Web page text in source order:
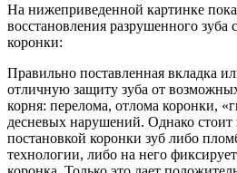
На нижеприведенной картинке
восстановления разрушенного
коронки:
Правильно поставленная вкладка
отличную защиту зуба от
корня: перелома, отлома коронки,
десневых нарушений. Однако стоит
постановкой коронки зуб либо
технологии, либо на него